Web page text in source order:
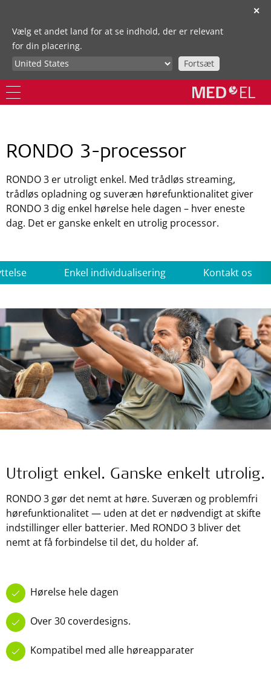
✕
Vælg et andet land for at se indhold, der er relevant
for din placering.
Fortsæt
RONDO 3-processor
RONDO 3 er utroligt enkel. Med trådløs streaming,
trådløs opladning og suveræn hørefunktionalitet giver
RONDO 3 dig enkel hørelse hele dagen – hver eneste
dag. Det er ganske enkelt en utrolig processor.
Enkel individualisering Kontakt os
Utroligt enkel. Ganske enkelt utrolig.
RONDO 3 gør det nemt at høre. Suveræn og problemfri
hørefunktionalitet — uden at det er nødvendigt at skifte
indstillinger eller batterier. Med RONDO 3 bliver det
nemt at få forbindelse til det, du holder af.
Hørelse hele dagen
Over 30 coverdesigns.
Kompatibel med alle høreapparater